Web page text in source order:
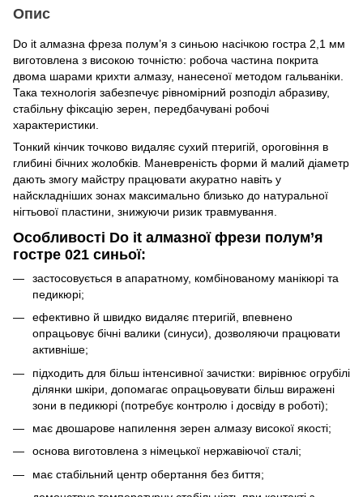
Опис
Do it алмазна фреза полум’я з синьою насічкою гостра 2,1 мм
виготовлена з високою точністю: робоча частина покрита
двома шарами крихти алмазу, нанесеної методом гальваніки.
Така технологія забезпечує рівномірний розподіл абразиву,
стабільну фіксацію зерен, передбачувані робочі
характеристики.
Тонкий кінчик точково видаляє сухий птеригій, ороговіння в
глибині бічних жолобків. Маневреність форми й малий діаметр
дають змогу майстру працювати акуратно навіть у
найскладніших зонах максимально близько до натуральної
нігтьової пластини, знижуючи ризик травмування.
Особливості Do it алмазної фрези полум’я
гостре 021 синьої:
застосовується в апаратному, комбінованому манікюрі та
педикюрі;
ефективно й швидко видаляє птеригій, впевнено
опрацьовує бічні валики (синуси), дозволяючи працювати
активніше;
підходить для більш інтенсивної зачистки: вирівнює огрубілі
ділянки шкіри, допомагає опрацьовувати більш виражені
зони в педикюрі (потребує контролю і досвіду в роботі);
має двошарове напилення зерен алмазу високої якості;
основа виготовлена з німецької нержавіючої сталі;
має стабільний центр обертання без биття;